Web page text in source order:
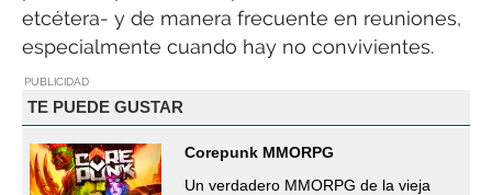
etcétera- y de manera frecuente en reuniones,
especialmente cuando hay no convivientes.
PUBLICIDAD
TE PUEDE GUSTAR
Corepunk MMORPG
Un verdadero MMORPG de la vieja